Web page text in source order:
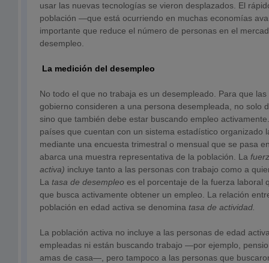
usar las nuevas tecnologías se vieron desplazados. El
población —que está ocurriendo en muchas economías
importante que reduce el número de personas en el
desempleo.
La medición del desempleo
No todo el que no trabaja es un desempleado. Para que
gobierno consideren a una persona desempleada, no solo
sino que también debe estar buscando empleo
países que cuentan con un sistema estadístico organizado
mediante una encuesta trimestral o mensual que se pasa
abarca una muestra representativa de la población. La
activa) incluye tanto a las personas con trabajo como a
La tasa de desempleo es el porcentaje de la fuerza laboral
que busca activamente obtener un empleo. La relación
población en edad activa se denomina tasa de actividad.
La población activa no incluye a las personas de edad
empleadas ni están buscando trabajo —por ejemplo,
amas de casa—, pero tampoco a las personas que